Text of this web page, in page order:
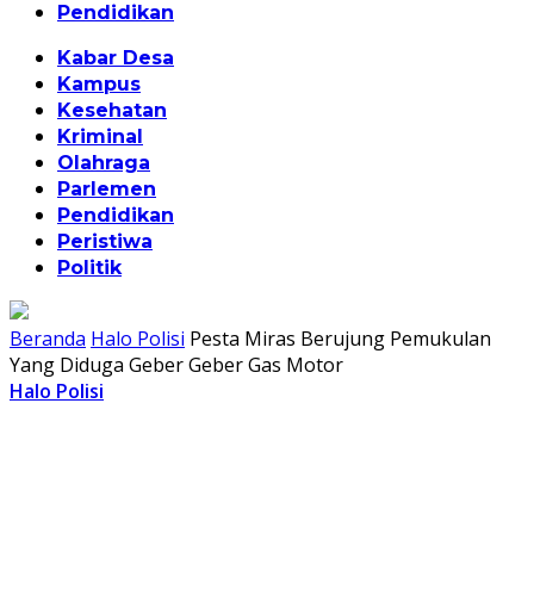
Pendidikan
Kabar Desa
Kampus
Kesehatan
Kriminal
Olahraga
Parlemen
Pendidikan
Peristiwa
Politik
Beranda Halo Polisi Pesta Miras Berujung Pemukulan
Yang Diduga Geber Geber Gas Motor
Halo Polisi